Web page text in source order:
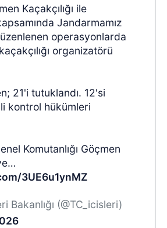
Kaçakçılığı ile
Jandarmamız
operasyonlarda
organizatörü
21'i tutuklandı. 12'si
kontrol hükümleri
Komutanlığı Göçmen
3UE6u1ynMZ
Bakanlığı (@TC_icisleri)